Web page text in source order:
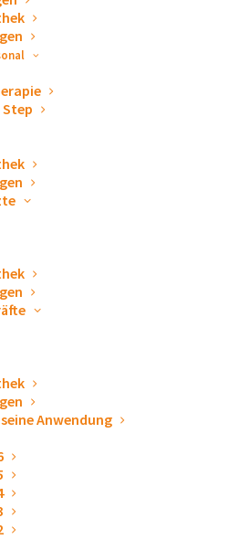
Anwendung
CEST
Sie an unserem Messestand
stellen wir Ihnen unsere
und Punktion, sowie Zubehör zum
und Aszites persönlich vor.
sehr gern alle Fragen und erklären
Wenn Sie eine
über unser Kontaktformular